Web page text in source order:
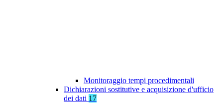
Monitoraggio tempi procedimentali
Dichiarazioni sostitutive e acquisizione d'ufficio
dei dati 17